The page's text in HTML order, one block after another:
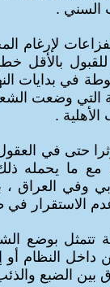
السني .
لإرغام
للقبول بالأقل
في بدايات
التي وضعت
الأهلية .
حتى في
، مع ما يحمله
وفي العراق
الاستقرار في
تتمثل بوضع
داخل النظام أو
بين الضبع